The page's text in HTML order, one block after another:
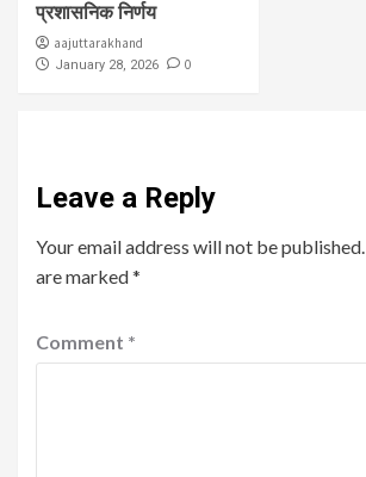
प्रशासनिक निर्णय
aajuttarakhand
January 28, 2026 0
Leave a Reply
Your email address will not be published.
are marked*
Comment *